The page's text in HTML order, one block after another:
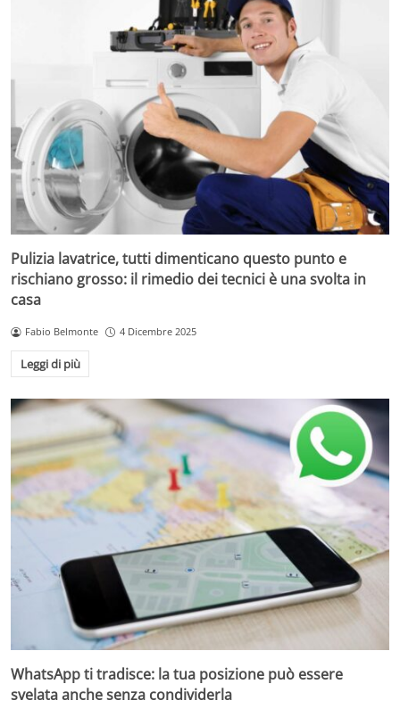
Pulizia lavatrice, tutti dimenticano questo punto e
rischiano grosso: il rimedio dei tecnici è una svolta in
casa
Fabio Belmonte 4 Dicembre 2025
Leggi di più
WhatsApp ti tradisce: la tua posizione può essere
svelata anche senza condividerla